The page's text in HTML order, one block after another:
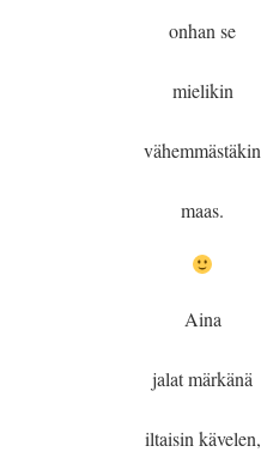
onhan se
mielikin
vähemmästäkin
maas.
Aina
jalat märkänä
iltaisin kävelen,